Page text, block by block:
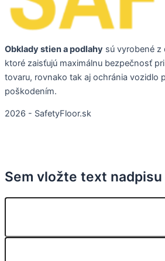
Obklady stien a podlahy sú vyrobené z
ktoré zaisťujú maximálnu bezpečnosť
tovaru, rovnako tak aj ochránia vozidlo
poškodením.
2026 - SafetyFloor.sk
Sem vložte text nadpisu